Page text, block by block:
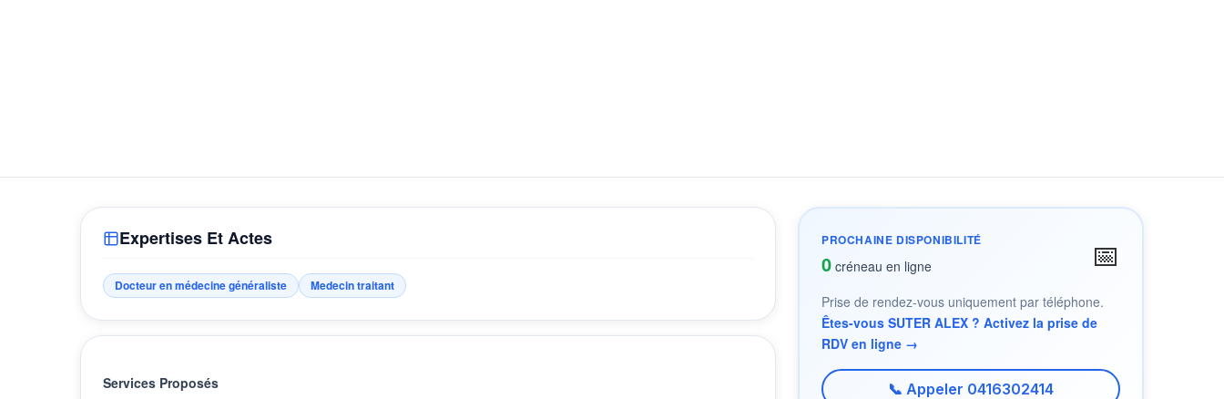
Expertises Et Actes
Docteur en médecine généraliste Medecin traitant
Services Proposés
PROCHAINE DISPONIBILITÉ
0 créneau en ligne 📅
Prise de rendez-vous uniquement par téléphone.
Êtes-vous SUTER ALEX ? Activez la prise de
RDV en ligne →
📞 Appeler 0416302414